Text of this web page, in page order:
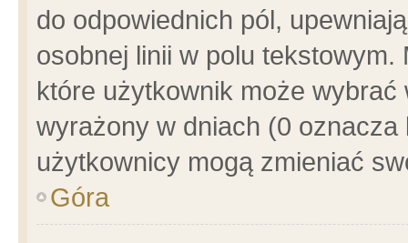
do odpowiednich pól,
osobnej linii w polu
które użytkownik może
wyrażony w dniach (0
użytkownicy mogą zmieniać
Góra